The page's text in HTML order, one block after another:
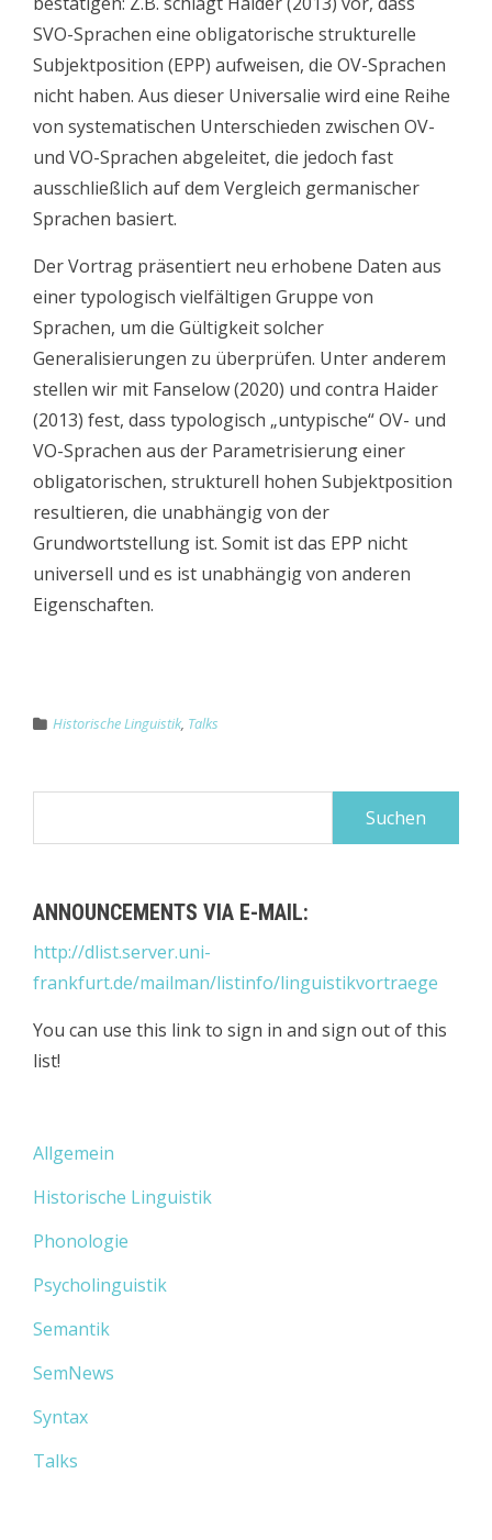
SVO-Sprachen eine obligatorische strukturelle
Subjektposition (EPP) aufweisen, die OV-Sprachen
nicht haben. Aus dieser Universalie wird eine Reihe
von systematischen Unterschieden zwischen OV-
und VO-Sprachen abgeleitet, die jedoch fast
ausschließlich auf dem Vergleich germanischer
Sprachen basiert.
Der Vortrag präsentiert neu erhobene Daten aus
einer typologisch vielfältigen Gruppe von
Sprachen, um die Gültigkeit solcher
Generalisierungen zu überprüfen. Unter anderem
stellen wir mit Fanselow (2020) und contra Haider
(2013) fest, dass typologisch „untypische“ OV- und
VO-Sprachen aus der Parametrisierung einer
obligatorischen, strukturell hohen Subjektposition
resultieren, die unabhängig von der
Grundwortstellung ist. Somit ist das EPP nicht
universell und es ist unabhängig von anderen
Eigenschaften.
Historische Linguistik, Talks
ANNOUNCEMENTS VIA E-MAIL:
http://dlist.server.uni-
frankfurt.de/mailman/listinfo/linguistikvortraege
You can use this link to sign in and sign out of this
list!
Allgemein
Historische Linguistik
Phonologie
Psycholinguistik
Semantik
SemNews
Syntax
Talks